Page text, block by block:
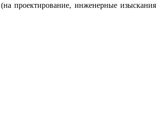
проектирование, инженерные изыскания